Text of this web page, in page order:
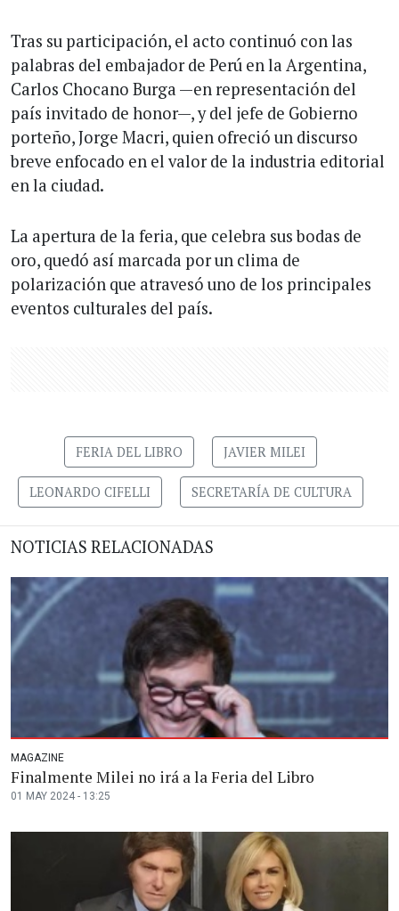
Tras su participación, el acto continuó con las
palabras del embajador de Perú en la Argentina,
Carlos Chocano Burga —en representación del
país invitado de honor—, y del jefe de Gobierno
porteño, Jorge Macri, quien ofreció un discurso
breve enfocado en el valor de la industria editorial
en la ciudad.
La apertura de la feria, que celebra sus bodas de
oro, quedó así marcada por un clima de
polarización que atravesó uno de los principales
eventos culturales del país.
FERIA DEL LIBRO JAVIER MILEI
LEONARDO CIFELLI SECRETARÍA DE CULTURA
NOTICIAS RELACIONADAS
MAGAZINE
Finalmente Milei no irá a la Feria del Libro
01 MAY 2024 - 13:25